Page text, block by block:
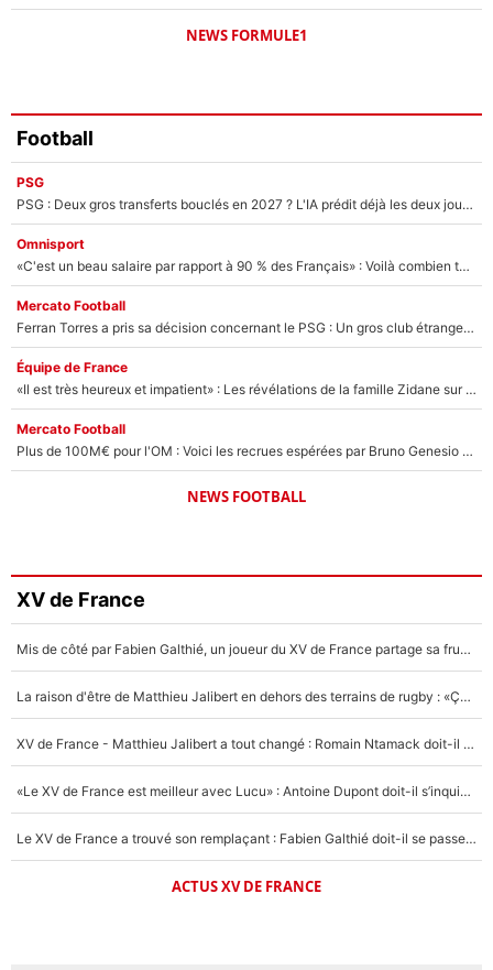
NEWS FORMULE1
Football
PSG
PSG : Deux gros transferts bouclés en 2027 ? L'IA prédit déjà les deux joueurs qui pourraient rejoindre Luis Enrique !
Omnisport
«C'est un beau salaire par rapport à 90 % des Français» : Voilà combien touchait Nelson Monfort sur France Télévisions avant de rejoindre CNews
Mercato Football
Ferran Torres a pris sa décision concernant le PSG : Un gros club étranger prêt à relancer le feuilleton pour la signature du champion du monde 2026 !
Équipe de France
«Il est très heureux et impatient» : Les révélations de la famille Zidane sur sa prise de pouvoir en équipe de France !
Mercato Football
Plus de 100M€ pour l'OM : Voici les recrues espérées par Bruno Genesio et Grégory Lorenzi après l’opération dégraissage
NEWS FOOTBALL
XV de France
Mis de côté par Fabien Galthié, un joueur du XV de France partage sa frustration : «ils ne me l’ont pas dit tout de suite»
La raison d'être de Matthieu Jalibert en dehors des terrains de rugby : «Ça m'atteint autant que si tu touches à un membre de ma famille»
XV de France - Matthieu Jalibert a tout changé : Romain Ntamack doit-il s’inquiéter pour sa place à un an de la Coupe du monde ?
«Le XV de France est meilleur avec Lucu» : Antoine Dupont doit-il s’inquiéter pour sa place ?
Le XV de France a trouvé son remplaçant : Fabien Galthié doit-il se passer d'Antoine Dupont ?
ACTUS XV DE FRANCE